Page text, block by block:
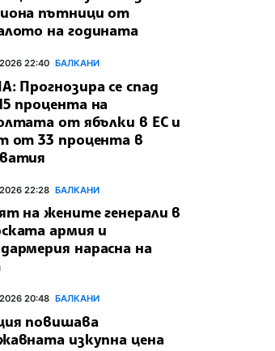
пътници от
на годината
22:40 БАЛКАНИ
Прогнозира се спад
процента на
от ябълки в ЕС и
от 33 процента в
22:28 БАЛКАНИ
на жените генерали в
армия и
нарасна на
20:48 БАЛКАНИ
повишава
изкупна цена